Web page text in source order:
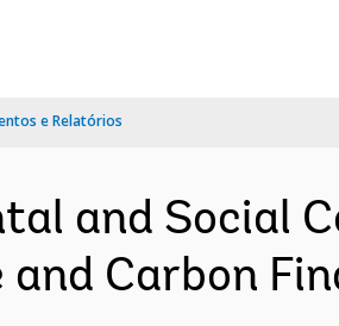
e Relatórios
and Social
Carbon